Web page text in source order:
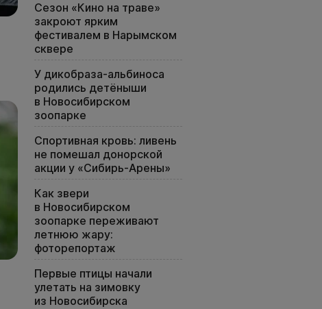
Сезон «Кино на траве»
закроют ярким
фестивалем в Нарымском
сквере
У дикобраза-альбиноса
родились детёныши
в Новосибирском
зоопарке
Спортивная кровь: ливень
не помешал донорской
акции у «Сибирь-Арены»
Как звери
в Новосибирском
зоопарке переживают
летнюю жару:
фоторепортаж
Первые птицы начали
улетать на зимовку
из Новосибирска